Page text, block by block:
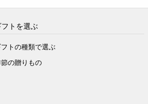
フトを選ぶ
トの種類で選ぶ
の贈りもの